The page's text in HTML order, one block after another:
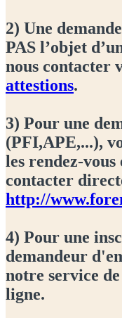
2) Une
PAS l’objet
nous contacter
attestions.
3) Pour une
(PFI,APE,...),
les rendez-
contacter
http://
4) Pour une
demandeur
notre service
ligne.